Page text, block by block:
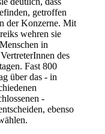
getroffen
der Konzerne. Mit
wehren sie
in
des
Fast 800
über das - in
-
ebenso